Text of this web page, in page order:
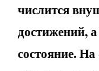
числится
достижений,
состояние.